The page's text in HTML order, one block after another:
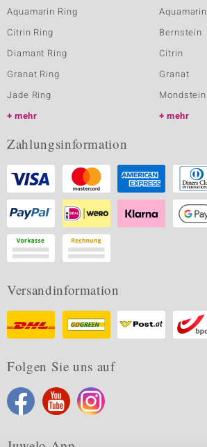
Aquamarin Ring
Citrin Ring
Diamant Ring
Granat Ring
Jade Ring
mehr
Aquamarin
Bernstein
Citrin
Granat
Mondstein
mehr
Zahlungsinformation
Versandinformation
Folgen Sie uns auf